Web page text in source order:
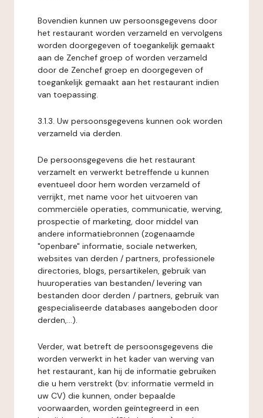
Bovendien kunnen uw persoonsgegevens door
het restaurant worden verzameld en vervolgens
worden doorgegeven of toegankelijk gemaakt
aan de Zenchef groep of worden verzameld
door de Zenchef groep en doorgegeven of
toegankelijk gemaakt aan het restaurant indien
van toepassing.
3.1.3. Uw persoonsgegevens kunnen ook worden
verzameld via derden.
De persoonsgegevens die het restaurant
verzamelt en verwerkt betreffende u kunnen
eventueel door hem worden verzameld of
verrijkt, met name voor het uitvoeren van
commerciële operaties, communicatie, werving,
prospectie of marketing, door middel van
andere informatiebronnen (zogenaamde
"openbare" informatie, sociale netwerken,
websites van derden / partners, professionele
directories, blogs, persartikelen, gebruik van
huuroperaties van bestanden/ levering van
bestanden door derden / partners, gebruik van
gespecialiseerde databases aangeboden door
derden,...).
Verder, wat betreft de persoonsgegevens die
worden verwerkt in het kader van werving van
het restaurant, kan hij de informatie gebruiken
die u hem verstrekt (bv: informatie vermeld in
uw CV) die kunnen, onder bepaalde
voorwaarden, worden geïntegreerd in een